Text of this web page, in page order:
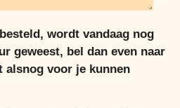
wordt vandaag nog
geweest, bel dan even naar
alsnog voor je kunnen